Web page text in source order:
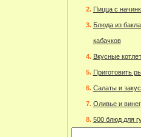
Пицца с
Блюда из
кабачков
Вкусные
Приготовить
Салаты и
Оливье и
500 блюд для